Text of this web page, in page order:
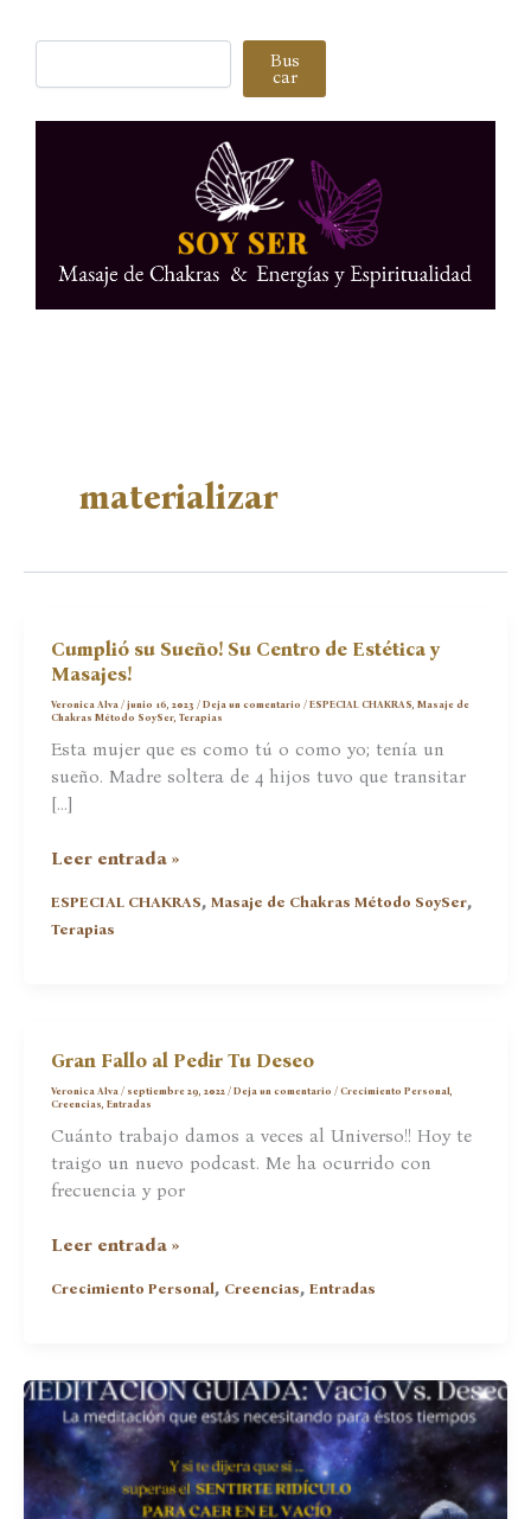
Buscar Bus
car
materializar
Cumplió su Sueño! Su Centro de Estética y
Masajes!
Veronica Alva/junio 16, 2023/Deja un comentario /ESPECIAL CHAKRAS,Masaje de
Chakras Método SoySer,Terapias
Esta mujer que es como tú o como yo; tenía un
sueño. Madre soltera de 4 hijos tuvo que transitar
[…]
Cumplió
Sueño!
Su
Leer entrada »
ESPECIAL CHAKRAS,Masaje de Chakras Método SoySer,
Terapias
Gran Fallo al Pedir Tu Deseo
Veronica Alva/ septiembre 29, 2022/Deja un comentario /Crecimiento Personal,
Creencias,Entradas
Cuánto trabajo damos a veces al Universo!! Hoy te
traigo un nuevo podcast. Me ha ocurrido con
frecuencia y por
Gran
al
Deseo
Leer entrada »
Crecimiento Personal, Creencias,Entradas